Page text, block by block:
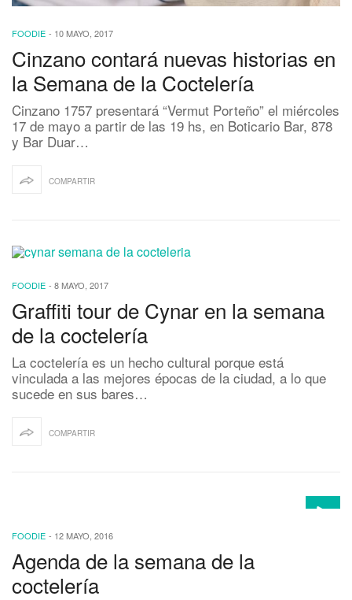
FOODIE - 10 MAYO, 2017
Cinzano contará nuevas historias en
la Semana de la Coctelería
Cinzano 1757 presentará “Vermut Porteño” el miércoles
17 de mayo a partir de las 19 hs, en Boticario Bar, 878
y Bar Duar…
COMPARTIR
FOODIE - 8 MAYO, 2017
Graffiti tour de Cynar en la semana
de la coctelería
La coctelería es un hecho cultural porque está
vinculada a las mejores épocas de la ciudad, a lo que
sucede en sus bares…
COMPARTIR
FOODIE - 12 MAYO, 2016
Agenda de la semana de la
coctelería